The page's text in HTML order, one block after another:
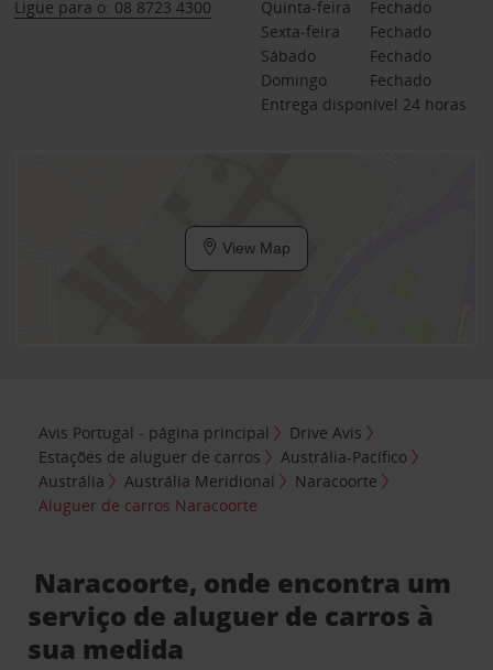
Ligue para o: 08 8723 4300
Quinta-feira
Fechado
Sexta-feira
Fechado
Sábado
Fechado
Domingo
Fechado
Entrega disponível 24 horas
View Map
Avis Portugal - página principal
Drive Avis
Estações de aluguer de carros
Austrália-Pacífico
Austrália
Austrália Meridional
Naracoorte
Aluguer de carros Naracoorte
Naracoorte, onde encontra um
serviço de aluguer de carros à
sua medida